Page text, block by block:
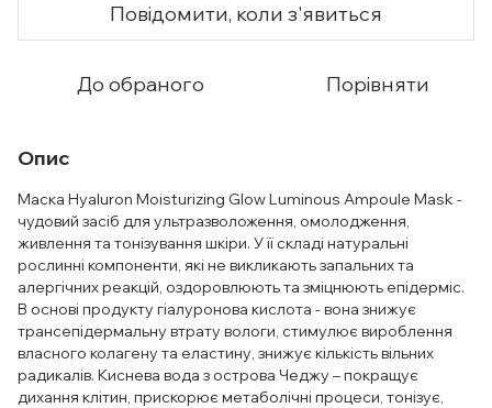
Повідомити, коли з'явиться
До обраного Порівняти
Опис
Маска Hyaluron Moisturizing Glow Luminous Ampoule Mask -
чудовий засіб для ультразволоження, омолодження,
живлення та тонізування шкіри. У її складі натуральні
рослинні компоненти, які не викликають запальних та
алергічних реакцій, оздоровлюють та зміцнюють епідерміс.
В основі продукту гіалуронова кислота - вона знижує
трансепідермальну втрату вологи, стимулює вироблення
власного колагену та еластину, знижує кількість вільних
радикалів. Киснева вода з острова Чеджу – покращує
дихання клітин, прискорює метаболічні процеси, тонізує,